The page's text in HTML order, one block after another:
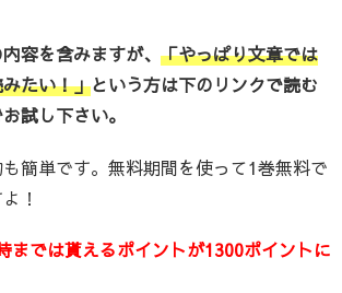
容を含みますが、 「やっぱり文章では
たい！」という方は下のリンクで読む
試し下さい。
簡単です。無料期間を使って1巻無料で
！
までは貰えるポイントが1300ポイントに